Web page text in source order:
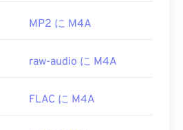
windows-media-
preservation/digital/formats/fdd/
MP2 に M4A
raw-audio に M4A
FLAC に M4A